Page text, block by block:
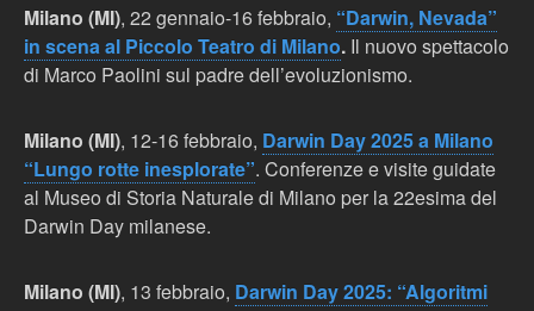
Milano (MI), 22 gennaio-16 febbraio, “Darwin, Nevada”
in scena al Piccolo Teatro di Milano. Il nuovo spettacolo
di Marco Paolini sul padre dell’evoluzionismo.
Milano (MI), 12-16 febbraio, Darwin Day 2025 a Milano
“Lungo rotte inesplorate”. Conferenze e visite guidate
al Museo di Storia Naturale di Milano per la 22esima del
Darwin Day milanese.
Milano (MI), 13 febbraio, Darwin Day 2025: “Algoritmi